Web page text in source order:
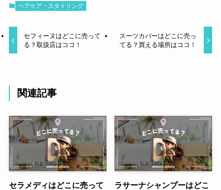
ヘアケア・スタイリング
セフィーヌはどこに売って
る？取扱店はココ！
スーツカバーはどこに売っ
てる？買える場所はココ！
関連記事
セラメディはどこに売って
ラサーナシャンプーはどこ